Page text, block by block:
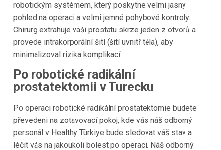
robotickým systémem, který poskytne velmi jasný
pohled na operaci a velmi jemné pohybové kontroly.
Chirurg extrahuje vaši prostatu skrze jeden z otvorů a
provede intrakorporální šití (šití uvnitř těla), aby
minimalizoval rizika komplikací.
Po robotické radikální
prostatektomii v Turecku
Po operaci robotické radikální prostatektomie budete
převedeni na zotavovací pokoj, kde vás náš odborný
personál v Healthy Türkiye bude sledovat váš stav a
léčit vás na jakoukoli bolest po operaci. Náš odborný